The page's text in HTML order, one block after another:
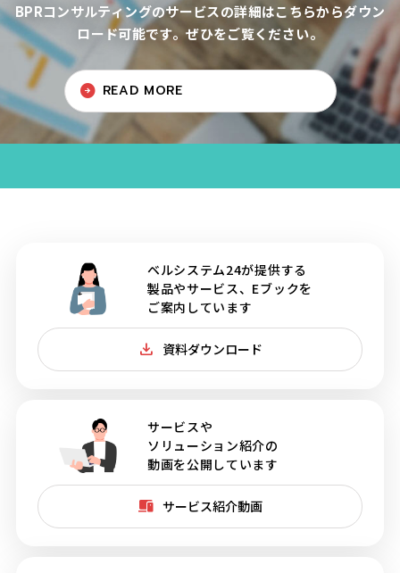
BPRコンサルティングのサービスの詳細はこちらからダウン
ロード可能です。ぜひをご覧ください。
READ MORE
ベルシステム24が提供する
製品やサービス、Eブックを
ご案内しています
資料ダウンロード
サービスや
ソリューション紹介の
動画を公開しています
サービス紹介動画